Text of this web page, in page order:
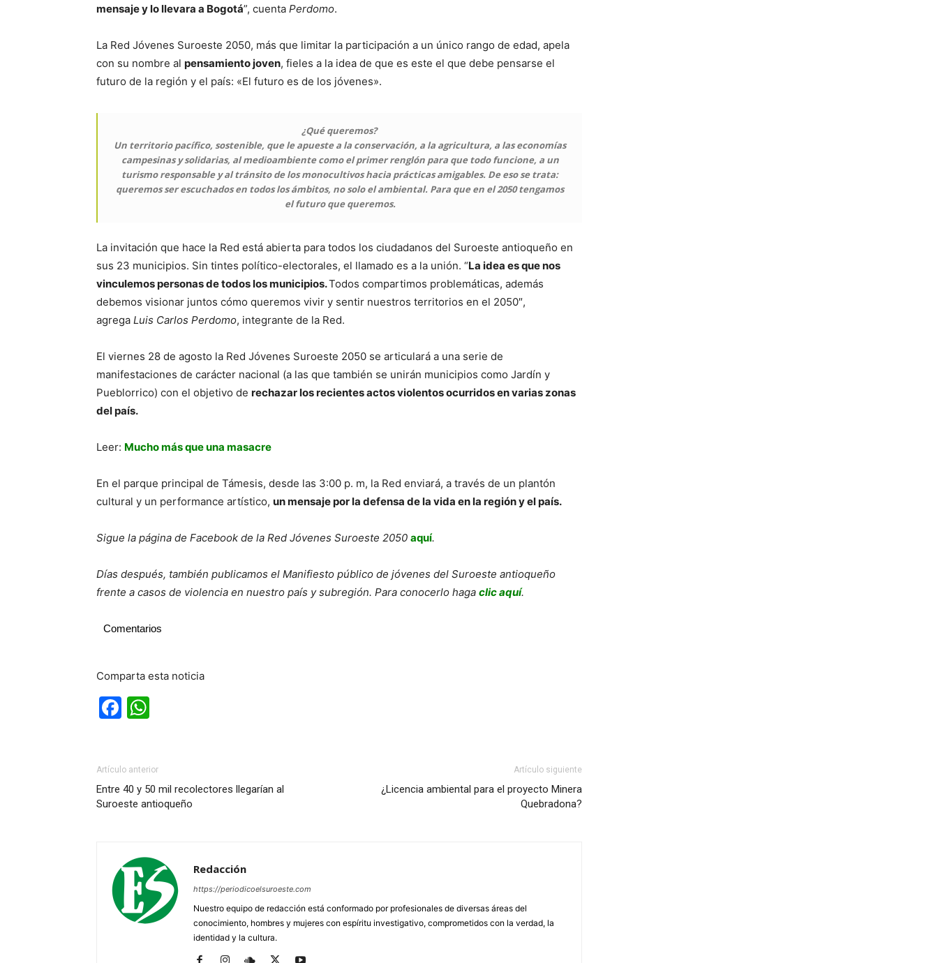
mensaje y lo llevara a Bogotá”, cuenta Perdomo.
La Red Jóvenes Suroeste 2050, más que limitar la participación a un único rango de edad, apela
con su nombre al pensamiento joven, fieles a la idea de que es este el que debe pensarse el
futuro de la región y el país: «El futuro es de los jóvenes».
¿Qué queremos?
Un territorio pacífico, sostenible, que le apueste a la conservación, a la agricultura, a las economías
campesinas y solidarias, al medioambiente como el primer renglón para que todo funcione, a un
turismo responsable y al tránsito de los monocultivos hacia prácticas amigables. De eso se trata:
queremos ser escuchados en todos los ámbitos, no solo el ambiental. Para que en el 2050 tengamos
el futuro que queremos.
La invitación que hace la Red está abierta para todos los ciudadanos del Suroeste antioqueño en
sus 23 municipios. Sin tintes político-electorales, el llamado es a la unión. “La idea es que nos
vinculemos personas de todos los municipios.Todos compartimos problemáticas, además
debemos visionar juntos cómo queremos vivir y sentir nuestros territorios en el 2050″,
agrega Luis Carlos Perdomo, integrante de la Red.
El viernes 28 de agosto la Red Jóvenes Suroeste 2050 se articulará a una serie de
manifestaciones de carácter nacional (a las que también se unirán municipios como Jardín y
Pueblorrico) con el objetivo de rechazar los recientes actos violentos ocurridos en varias zonas
del país.
Leer: Mucho más que una masacre
En el parque principal de Támesis, desde las 3:00 p. m, la Red enviará, a través de un plantón
cultural y un performance artístico, un mensaje por la defensa de la vida en la región y el país.
Sigue la página de Facebook de la Red Jóvenes Suroeste 2050 aquí.
Días después, también publicamos el Manifiesto público de jóvenes del Suroeste antioqueño
frente a casos de violencia en nuestro país y subregión. Para conocerlo haga clic aquí.
Comentarios
Comparta esta noticia
Facebook
Artículo anterior
Entre 40 y 50 mil recolectores llegarían al
Suroeste antioqueño
Artículo siguiente
¿Licencia ambiental para el proyecto Minera
Quebradona?
Redacción
https://periodicoelsuroeste.com
Nuestro equipo de redacción está conformado por profesionales de diversas áreas del
conocimiento, hombres y mujeres con espíritu investigativo, comprometidos con la verdad, la
identidad y la cultura.